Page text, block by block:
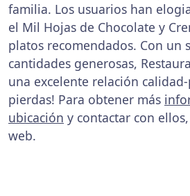
familia. Los usuarios han
el Mil Hojas de Chocolate y
platos recomendados. Con un
cantidades generosas,
una excelente relación
pierdas! Para obtener más
ubicación y contactar con
web.